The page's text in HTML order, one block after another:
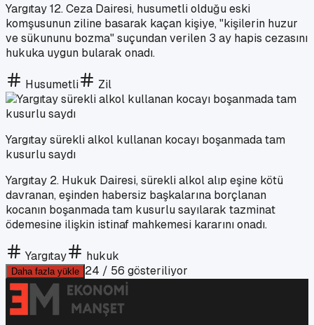
Yargıtay 12. Ceza Dairesi, husumetli olduğu eski
komşusunun ziline basarak kaçan kişiye, "kişilerin huzur
ve sükununu bozma" suçundan verilen 3 ay hapis cezasını
hukuka uygun bularak onadı.
Husumetli Zil
Yargıtay sürekli alkol kullanan kocayı boşanmada tam
kusurlu saydı
Yargıtay 2. Hukuk Dairesi, sürekli alkol alıp eşine kötü
davranan, eşinden habersiz başkalarına borçlanan
kocanın boşanmada tam kusurlu sayılarak tazminat
ödemesine ilişkin istinaf mahkemesi kararını onadı.
Yargıtay hukuk
Daha fazla yükle 24 / 56 gösteriliyor